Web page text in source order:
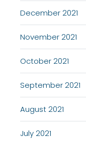
December 2021
November 2021
October 2021
September 2021
August 2021
July 2021